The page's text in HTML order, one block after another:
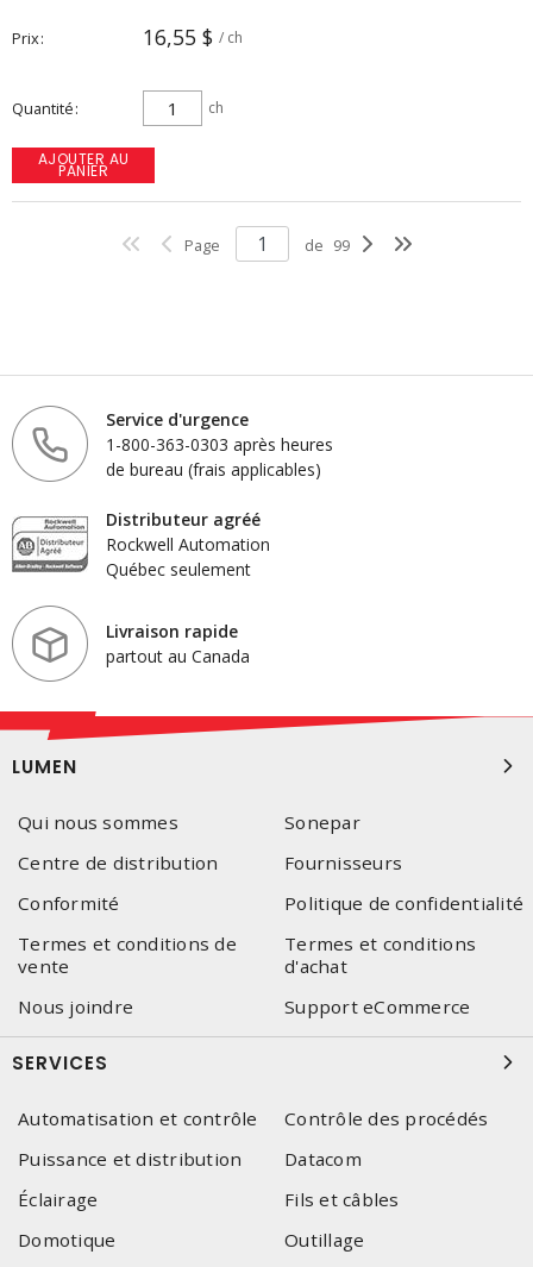
Prix 16,55 $ / ch
Quantité ch
AJOUTER AU
PANIER
Page de 99
Service d'urgence
1-800-363-0303 après heures
de bureau (frais applicables)
Distributeur agréé
Rockwell Automation
Québec seulement
Livraison rapide
partout au Canada
LUMEN
Qui nous sommes
Sonepar
Centre de distribution
Fournisseurs
Conformité
Politique de confidentialité
Termes et conditions de
vente
Termes et conditions
d'achat
Nous joindre
Support eCommerce
SERVICES
Automatisation et contrôle
Contrôle des procédés
Puissance et distribution
Datacom
Éclairage
Fils et câbles
Domotique
Outillage